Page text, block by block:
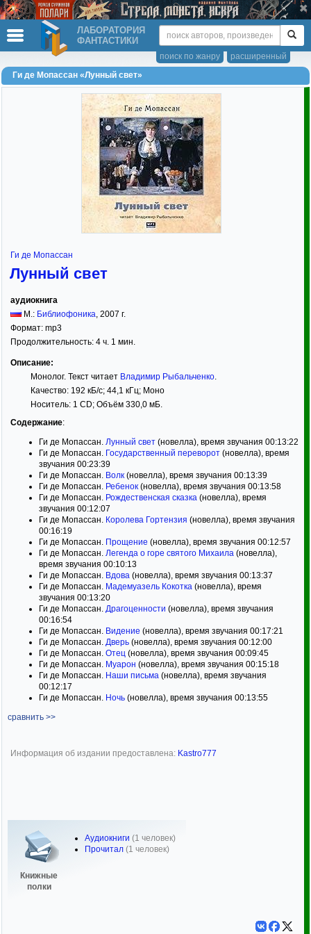
ЛАБОРАТОРИЯ
ФАНТАСТИКИ
расширенный
поиск по жанру
Ги де Мопассан «Лунный свет»
Ги де Мопассан
Лунный свет
аудиокнига
М.: Библиофоника, 2007 г.
Формат: mp3
Продолжительность: 4 ч. 1 мин.
Описание:
Монолог. Текст читает Владимир Рыбальченко.
Качество: 192 кБ/с; 44,1 кГц; Моно
Носитель: 1 CD; Объём 330,0 мБ.
Содержание:
Ги де Мопассан. Лунный свет (новелла), время звучания 00:13:22
Ги де Мопассан. Государственный переворот (новелла), время
звучания 00:23:39
Ги де Мопассан. Волк (новелла), время звучания 00:13:39
Ги де Мопассан. Ребенок (новелла), время звучания 00:13:58
Ги де Мопассан. Рождественская сказка (новелла), время
звучания 00:12:07
Ги де Мопассан. Королева Гортензия (новелла), время звучания
00:16:19
Ги де Мопассан. Прощение (новелла), время звучания 00:12:57
Ги де Мопассан. Легенда о горе святого Михаила (новелла),
время звучания 00:10:13
Ги де Мопассан. Вдова (новелла), время звучания 00:13:37
Ги де Мопассан. Мадемуазель Кокотка (новелла), время
звучания 00:13:20
Ги де Мопассан. Драгоценности (новелла), время звучания
00:16:54
Ги де Мопассан. Видение (новелла), время звучания 00:17:21
Ги де Мопассан. Дверь (новелла), время звучания 00:12:00
Ги де Мопассан. Отец (новелла), время звучания 00:09:45
Ги де Мопассан. Муарон (новелла), время звучания 00:15:18
Ги де Мопассан. Наши письма (новелла), время звучания
00:12:17
Ги де Мопассан. Ночь (новелла), время звучания 00:13:55
сравнить >>
Информация об издании предоставлена: Kastro777
Книжные
полки
Аудиокниги (1 человек)
Прочитал (1 человек)